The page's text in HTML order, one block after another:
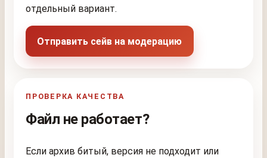
отдельный вариант.
Отправить сейв на модерацию
ПРОВЕРКА КАЧЕСТВА
Файл не работает?
Если архив битый, версия не подходит или